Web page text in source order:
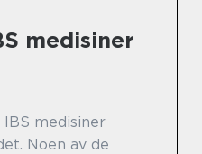
medisiner
medisiner
Noen av de